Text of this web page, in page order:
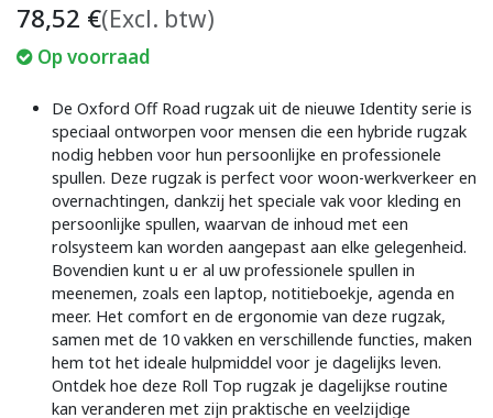
78,52 €(Excl. btw)
Op voorraad
De Oxford Off Road rugzak uit de nieuwe Identity serie is
speciaal ontworpen voor mensen die een hybride rugzak
nodig hebben voor hun persoonlijke en professionele
spullen. Deze rugzak is perfect voor woon-werkverkeer en
overnachtingen, dankzij het speciale vak voor kleding en
persoonlijke spullen, waarvan de inhoud met een
rolsysteem kan worden aangepast aan elke gelegenheid.
Bovendien kunt u er al uw professionele spullen in
meenemen, zoals een laptop, notitieboekje, agenda en
meer. Het comfort en de ergonomie van deze rugzak,
samen met de 10 vakken en verschillende functies, maken
hem tot het ideale hulpmiddel voor je dagelijks leven.
Ontdek hoe deze Roll Top rugzak je dagelijkse routine
kan veranderen met zijn praktische en veelzijdige